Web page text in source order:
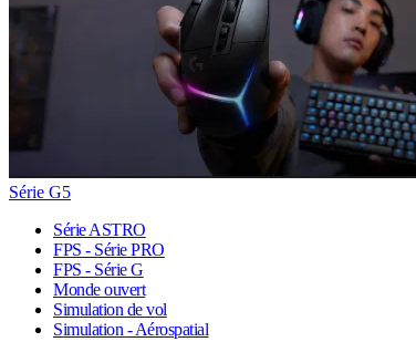
Série G5
Série ASTRO
FPS - Série PRO
FPS - Série G
Monde ouvert
Simulation de vol
Simulation - Aérospatial